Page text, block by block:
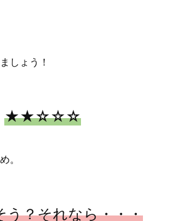
しょう！
★★☆☆☆
。
う？それなら・・・